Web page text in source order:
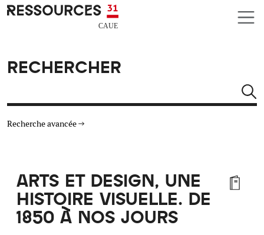
Aller au contenu principal
CAUE RESSOURCES 31
RECHERCHER
Recherche avancée
TYPE DE RESSOURCES
MATÉRIAUX
ARTS ET DESIGN, UNE
HISTOIRE VISUELLE. DE
1850 À NOS JOURS